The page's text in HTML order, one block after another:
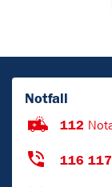
Notfall
112
116 117